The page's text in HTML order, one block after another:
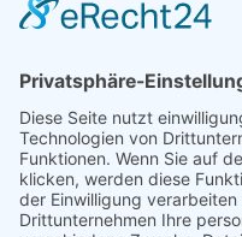
die Einwilligung ist
Die von Ihnen im
Ihre Einwilligung zur
Zweck für die
abgeschlossener
gesetzliche